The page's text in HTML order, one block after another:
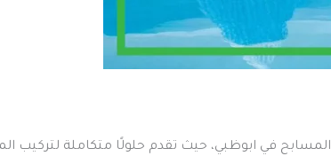
في ابوظبي، حيث تقدم حلولًا متكاملة لتركيب